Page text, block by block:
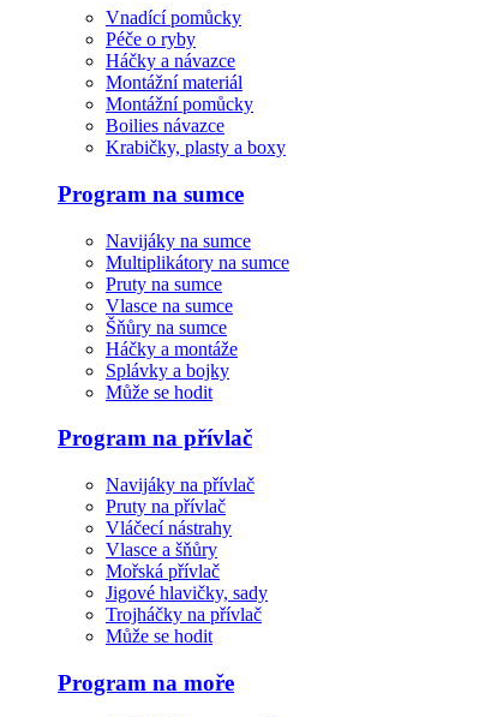
Vnadící pomůcky
Péče o ryby
Háčky a návazce
Montážní materiál
Montážní pomůcky
Boilies návazce
Krabičky, plasty a boxy
Program na sumce
Navijáky na sumce
Multiplikátory na sumce
Pruty na sumce
Vlasce na sumce
Šňůry na sumce
Háčky a montáže
Splávky a bojky
Může se hodit
Program na přívlač
Navijáky na přívlač
Pruty na přívlač
Vláčecí nástrahy
Vlasce a šňůry
Mořská přívlač
Jigové hlavičky, sady
Trojháčky na přívlač
Může se hodit
Program na moře